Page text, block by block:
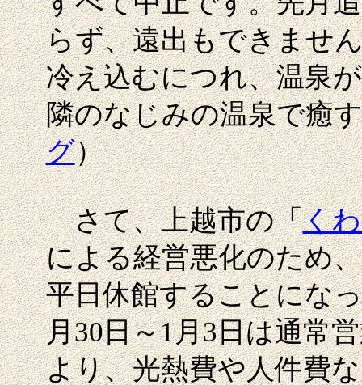
らず、遠出もできませ
冷え込むにつれ、温泉
隣のなじみの温泉で癒
グ）
さて、上越市の「く
による経営悪化のため
平日休館することにな
月30日～1月3日は通常
より、光熱費や人件費